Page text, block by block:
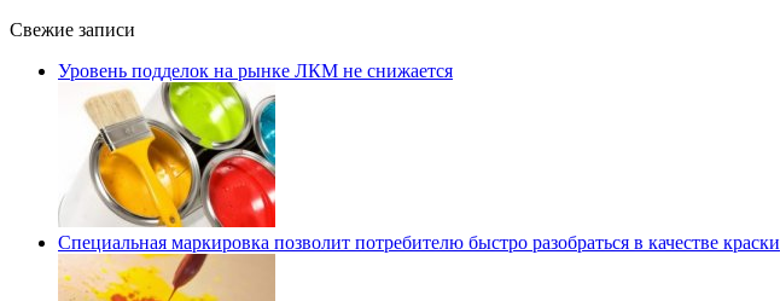
Свежие записи
Уровень подделок на рынке ЛКМ не снижается
Специальная маркировка позволит потребителю быстро разобраться в качестве краски